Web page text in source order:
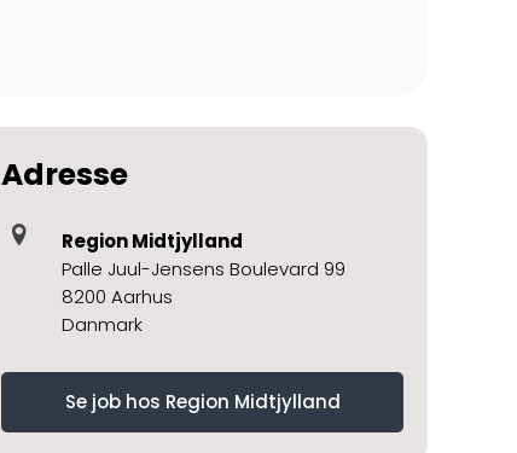
Adresse
Region Midtjylland
Palle Juul-Jensens Boulevard 99
8200 Aarhus
Danmark
Se job hos Region Midtjylland